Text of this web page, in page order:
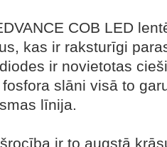
COB LED
kas ir raksturīgi
ir novietotas
slāni visā to
līnija.
ir to augstā